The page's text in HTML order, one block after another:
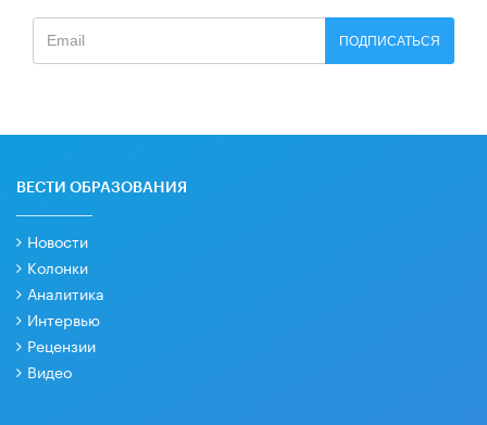
ПОДПИСАТЬСЯ
ВЕСТИ ОБРАЗОВАНИЯ
Новости
Колонки
Аналитика
Интервью
Рецензии
Видео